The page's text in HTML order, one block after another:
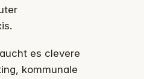
es clevere
kommunale